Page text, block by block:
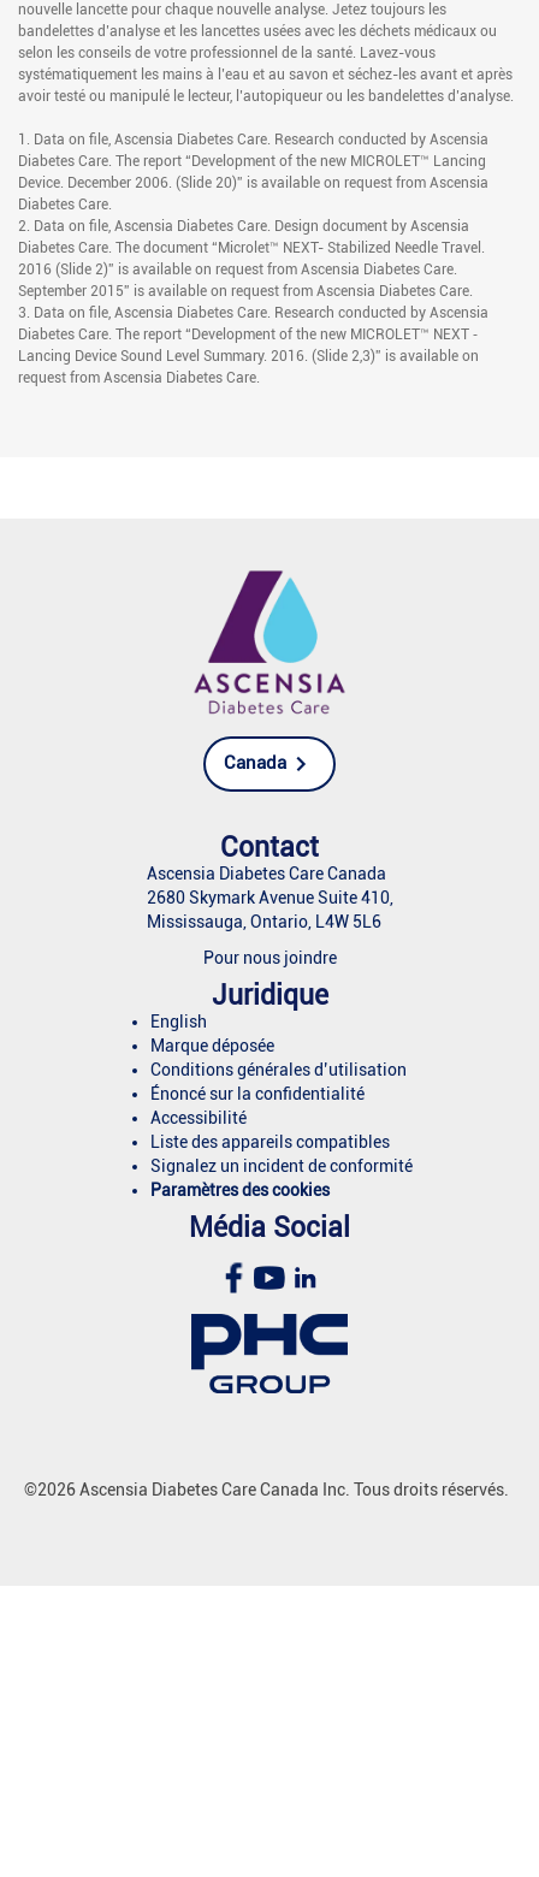
nouvelle lancette pour chaque nouvelle analyse. Jetez toujours les
bandelettes d’analyse et les lancettes usées avec les déchets médicaux ou
selon les conseils de votre professionnel de la santé. Lavez-vous
systématiquement les mains à l’eau et au savon et séchez-les avant et après
avoir testé ou manipulé le lecteur, l’autopiqueur ou les bandelettes d’analyse.
1. Data on file, Ascensia Diabetes Care. Research conducted by Ascensia
Diabetes Care. The report “Development of the new MICROLET™ Lancing
Device. December 2006. (Slide 20)” is available on request from Ascensia
Diabetes Care.
2. Data on file, Ascensia Diabetes Care. Design document by Ascensia
Diabetes Care. The document “Microlet™ NEXT- Stabilized Needle Travel.
2016 (Slide 2)” is available on request from Ascensia Diabetes Care.
September 2015” is available on request from Ascensia Diabetes Care.
3. Data on file, Ascensia Diabetes Care. Research conducted by Ascensia
Diabetes Care. The report “Development of the new MICROLET™ NEXT ‐
Lancing Device Sound Level Summary. 2016. (Slide 2,3)” is available on
request from Ascensia Diabetes Care.
Canada
Contact
Ascensia Diabetes Care Canada
2680 Skymark Avenue Suite 410,
Mississauga, Ontario, L4W 5L6
Pour nous joindre
Juridique
English
Marque déposée
Conditions générales d’utilisation
Énoncé sur la confidentialité
Accessibilité
Liste des appareils compatibles
Signalez un incident de conformité
Paramètres des cookies
Média Social
©2026 Ascensia Diabetes Care Canada Inc. Tous droits réservés.